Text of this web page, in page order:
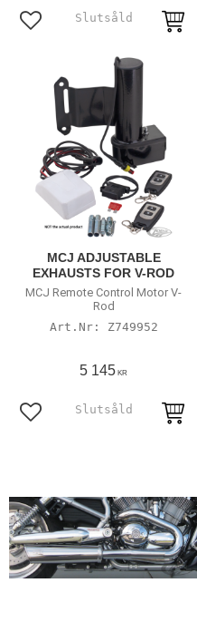
Lägg till i favoriter
MCJ ADJUSTABLE
EXHAUSTS FOR V-ROD
MCJ Remote Control Motor V-
Rod
Z749952
5 145 KR
Lägg till i favoriter